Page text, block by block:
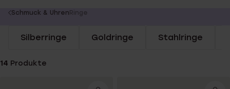
You
here:
Schmuck & Uhren Ringe
Silberringe Goldringe Stahlringe
14 Produkte